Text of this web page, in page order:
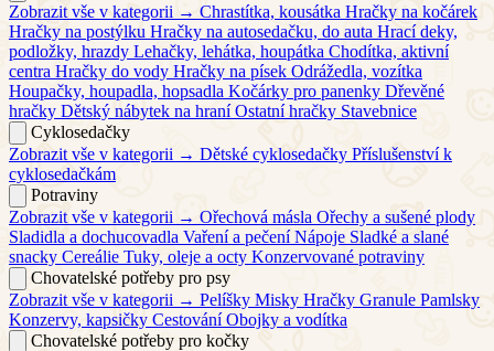
Zobrazit vše v kategorii → Chrastítka, kousátka Hračky na kočárek
Hračky na postýlku Hračky na autosedačku, do auta Hrací deky,
podložky, hrazdy Lehačky, lehátka, houpátka Chodítka, aktivní
centra Hračky do vody Hračky na písek Odrážedla, vozítka
Houpačky, houpadla, hopsadla Kočárky pro panenky Dřevěné
hračky Dětský nábytek na hraní Ostatní hračky Stavebnice
Cyklosedačky
Zobrazit vše v kategorii → Dětské cyklosedačky Příslušenství k
cyklosedačkám
Potraviny
Zobrazit vše v kategorii → Ořechová másla Ořechy a sušené plody
Sladidla a dochucovadla Vaření a pečení Nápoje Sladké a slané
snacky Cereálie Tuky, oleje a octy Konzervované potraviny
Chovatelské potřeby pro psy
Zobrazit vše v kategorii → Pelíšky Misky Hračky Granule Pamlsky
Konzervy, kapsičky Cestování Obojky a vodítka
Chovatelské potřeby pro kočky